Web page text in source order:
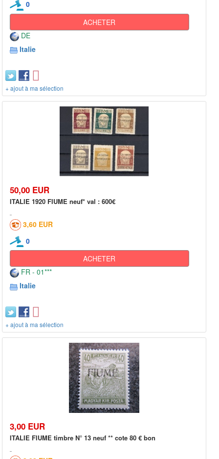
0
ACHETER
DE
Italie
+ ajout à ma sélection
50,00 EUR
ITALIE 1920 FIUME neuf* val : 600€
3,60 EUR
0
ACHETER
FR - 01***
Italie
+ ajout à ma sélection
3,00 EUR
ITALIE FIUME timbre N° 13 neuf ** cote 80 € bon